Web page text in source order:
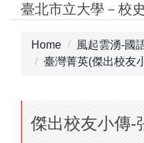
Jump
臺北市立大學－校
Home
風起雲湧-國
臺灣菁英(傑出校友
傑出校友小傳-